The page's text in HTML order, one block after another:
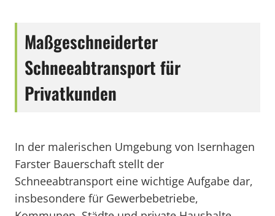
Maßgeschneiderter
Schneeabtransport für
Privatkunden
In der malerischen Umgebung von Isernhagen
Farster Bauerschaft stellt der
Schneeabtransport eine wichtige Aufgabe dar,
insbesondere für Gewerbebetriebe,